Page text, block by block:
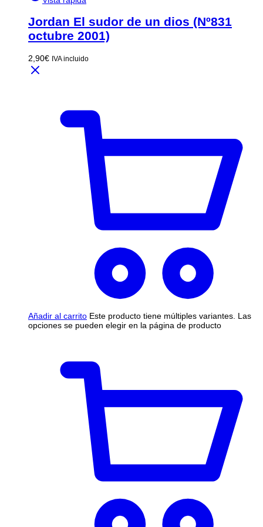
Jordan El sudor de un dios (Nº831
octubre 2001)
2,90€ IVA incluido
Añadir al carrito Este producto tiene múltiples variantes. Las
opciones se pueden elegir en la página de producto